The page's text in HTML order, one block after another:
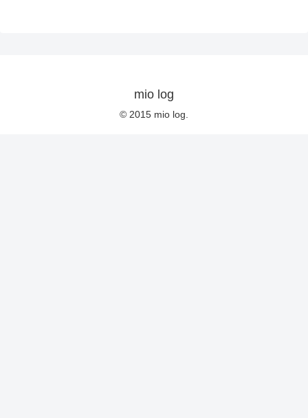
mio log
© 2015 mio log.